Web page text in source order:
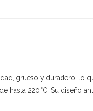
grueso y duradero, lo
220 °C. Su diseño